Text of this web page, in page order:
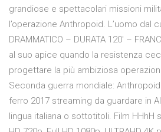
grandiose e spettacolari missioni
l’operazione Anthropoid. L’uomo dal
DRAMMATICO – DURATA 120′ –
al suo apice quando la resistenza
progettare la più ambiziosa
Seconda guerra mondiale:
ferro 2017 streaming da guardare in
lingua italiana o sottotitoli. Film HHhH